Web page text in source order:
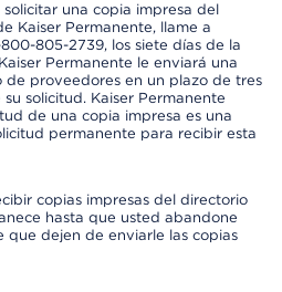
una copia impresa del
Kaiser Permanente, llame a
805-2739, los siete días de la
Permanente le enviará una
proveedores en un plazo de tres
solicitud. Kaiser Permanente
de una copia impresa es una
permanente para recibir esta
copias impresas del directorio
hasta que usted abandone
que dejen de enviarle las copias